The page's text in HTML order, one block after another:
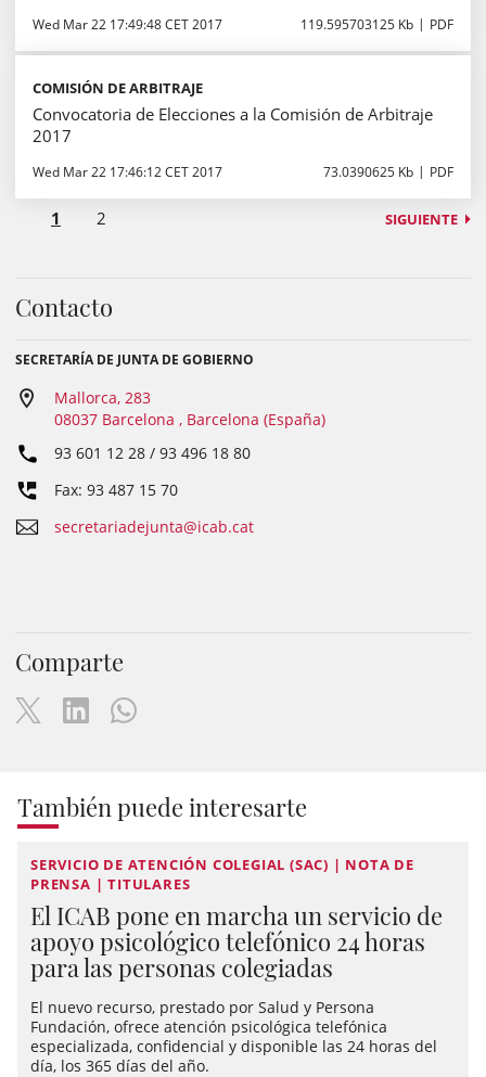
Wed Mar 22 17:49:48 CET 2017 119.595703125 Kb PDF
COMISIÓN DE ARBITRAJE
Convocatoria de Elecciones a la Comisión de Arbitraje
2017
Wed Mar 22 17:46:12 CET 2017 73.0390625 Kb PDF
1 2 SIGUIENTE
Contacto
SECRETARÍA DE JUNTA DE GOBIERNO
Mallorca, 283
08037 Barcelona , Barcelona (España)
93 601 12 28 / 93 496 18 80
Fax: 93 487 15 70
secretariadejunta@icab.cat
Comparte
También puede interesarte
SERVICIO DE ATENCIÓN COLEGIAL (SAC) | NOTA DE
PRENSA | TITULARES
El ICAB pone en marcha un servicio de
apoyo psicológico telefónico 24 horas
para las personas colegiadas
El nuevo recurso, prestado por Salud y Persona
Fundación, ofrece atención psicológica telefónica
especializada, confidencial y disponible las 24 horas del
día, los 365 días del año.